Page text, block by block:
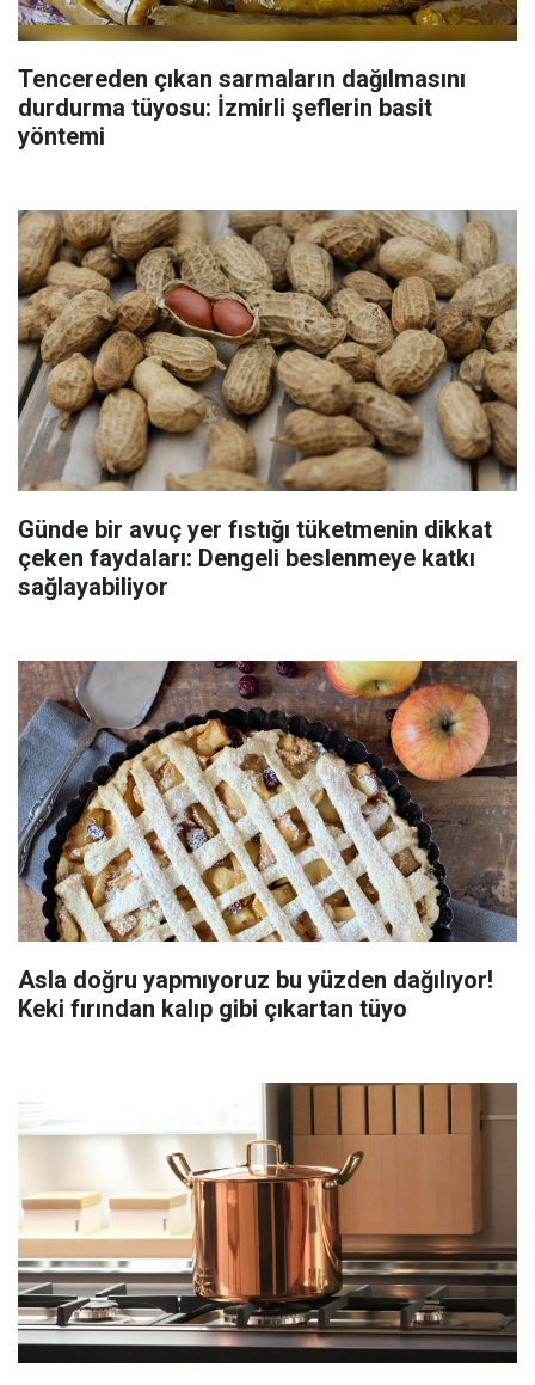
Tencereden çıkan sarmaların dağılmasını
durdurma tüyosu: İzmirli şeflerin basit
yöntemi
Günde bir avuç yer fıstığı tüketmenin dikkat
çeken faydaları: Dengeli beslenmeye katkı
sağlayabiliyor
Asla doğru yapmıyoruz bu yüzden dağılıyor!
Keki fırından kalıp gibi çıkartan tüyo